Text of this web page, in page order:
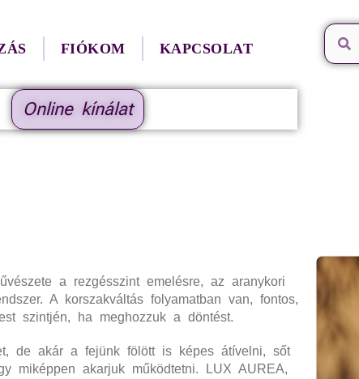
FIÓKOM KAPCSOLAT
Online kínálat
a rezgésszint emelésre, az aranykori
A korszakváltás folyamatban van, fontos,
szintjén, ha meghozzuk a döntést.
de akár a fejünk fölött is képes átívelni, sőt
miképpen akarjuk működtetni.
LUX AUREA,